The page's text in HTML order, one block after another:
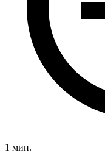
1 мин.